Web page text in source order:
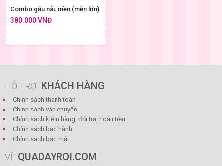
Combo gấu nâu mền (mền lớn)
380.000 VNĐ
HỖ TRỢ KHÁCH HÀNG
Chính sách thanh toán
Chính sách vận chuyển
Chính sách kiểm hàng, đổi trả, hoàn tiền
Chính sách bảo hành
Chính sách bảo mật
VỀ QUADAYROI.COM